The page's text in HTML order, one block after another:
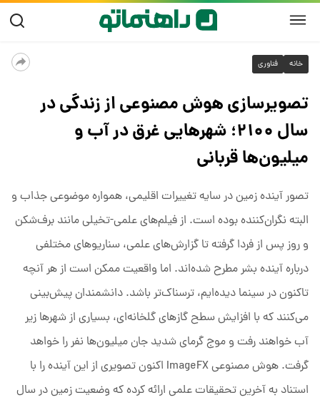
خانه فناوری
تصویرسازی هوش مصنوعی از زندگی در
سال ۲۱۰۰؛ شهرهایی غرق در آب و
میلیون‌ها قربانی
تصور آینده‌ زمین در سایه‌ تغییرات اقلیمی، همواره موضوعی جذاب و
البته نگران‌کننده بوده است. از فیلم‌های علمی-تخیلی مانند برف‌شکن
و روز پس از فردا گرفته تا گزارش‌های علمی، سناریوهای مختلفی
درباره‌ آینده‌ بشر مطرح شده‌اند. اما واقعیت ممکن است از هر آنچه
تاکنون در سینما دیده‌ایم، ترسناک‌تر باشد. دانشمندان پیش‌بینی
می‌کنند که با افزایش سطح گازهای گلخانه‌ای، بسیاری از شهرها زیر
آب خواهند رفت و موج گرمای شدید جان میلیون‌ها نفر را خواهد
گرفت. هوش مصنوعی ImageFX اکنون تصویری از این آینده را با
استناد به آخرین تحقیقات علمی ارائه کرده که وضعیت زمین در سال